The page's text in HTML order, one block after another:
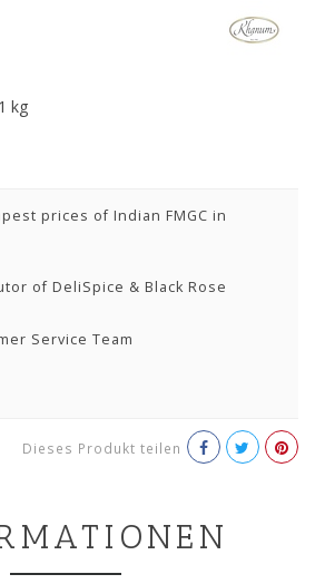
kg
prices of Indian FMGC in
of DeliSpice & Black Rose
Service Team
Dieses Produkt teilen